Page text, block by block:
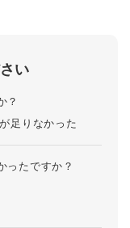
い
？
足りなかった
ったですか？